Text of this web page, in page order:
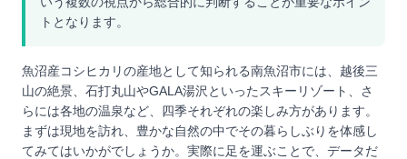
トとなります。
魚沼産コシヒカリの産地として知られる南魚沼市には、越後三
山の絶景、石打丸山やGALA湯沢といったスキーリゾート、さ
らには各地の温泉など、四季それぞれの楽しみ方があります。
まずは現地を訪れ、豊かな自然の中でその暮らしぶりを体感し
てみてはいかがでしょうか。実際に足を運ぶことで、データだ